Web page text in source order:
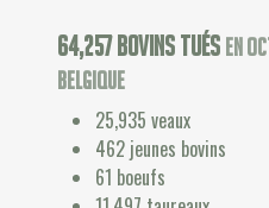
64,257bovins tués en
Belgique
25,935 veaux
462 jeunes bovins
61 boeufs